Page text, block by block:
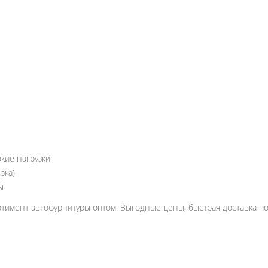
нагрузки
автофурнитуры оптом. Выгодные цены, быстрая доставка